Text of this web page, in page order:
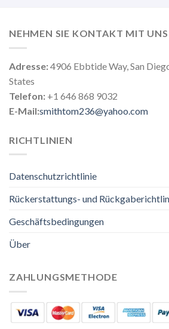
NEHMEN SIE KONTAKT MIT
Adresse:4906 Ebbtide Way, San
States
Telefon: +1 646 868 9032
E-Mail:smithtom236@yahoo.com
RICHTLINIEN
Datenschutzrichtlinie
Rückerstattungs- und
Geschäftsbedingungen
Über
ZAHLUNGSMETHODE